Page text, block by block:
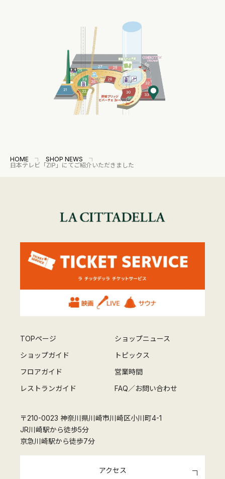
HOME
SHOP NEWS
日本テレビ「ZIP」にてご紹介いただきました
TOPページ
ショップニュース
ショップガイド
トピックス
フロアガイド
営業時間
レストランガイド
FAQ／お問い合わせ
〒210-0023 神奈川県川崎市川崎区小川町4-1
JR川崎駅から徒歩5分
京急川崎駅から徒歩7分
アクセス